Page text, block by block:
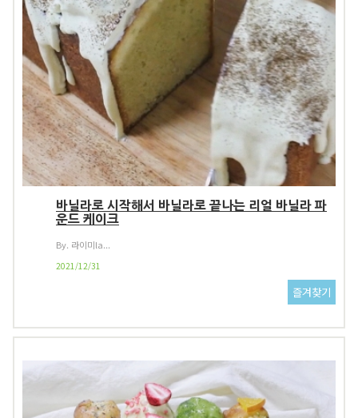
바닐라로 시작해서 바닐라로 끝나는 리얼 바닐라 파
운드 케이크
By. 라이미la...
2021/12/31